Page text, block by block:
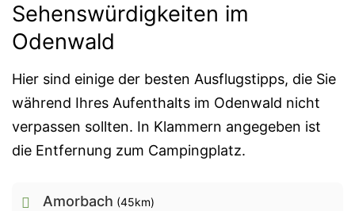
Sehenswürdigkeiten im
Odenwald
Hier sind einige der besten Ausflugstipps, die Sie
während Ihres Aufenthalts im Odenwald nicht
verpassen sollten. In Klammern angegeben ist
die Entfernung zum Campingplatz.
Amorbach (45km)